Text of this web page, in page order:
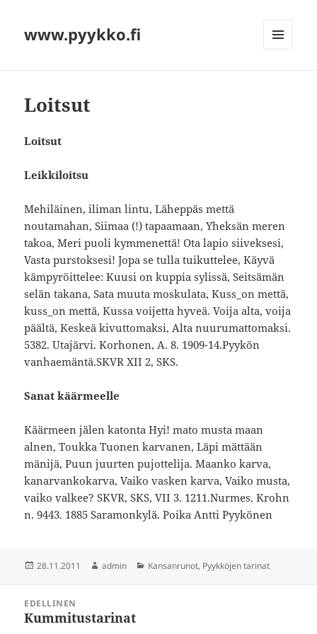
www.pyykko.fi
Loitsut
Loitsut
Leikkiloitsu
Mehiläinen, iliman lintu, Läheppäs mettä
noutamahan, Siimaa (!) tapaamaan, Yheksän meren
takoa, Meri puoli kymmenettä! Ota lapio siiveksesi,
Vasta purstoksesi! Jopa se tulla tuikuttelee, Käyvä
kämpyröittelee: Kuusi on kuppia sylissä, Seitsämän
selän takana, Sata muuta moskulata, Kuss_on mettä,
kuss_on mettä, Kussa voijetta hyveä. Voija alta, voija
päältä, Keskeä kivuttomaksi, Alta nuurumattomaksi.
5382. Utajärvi. Korhonen, A. 8. 1909-14.Pyykön
vanhaemäntä.SKVR XII 2, SKS.
Sanat käärmeelle
Käärmeen jälen katonta Hyi! mato musta maan
alnen, Toukka Tuonen karvanen, Läpi mättään
mänijä, Puun juurten pujottelija. Maanko karva,
kanarvankokarva, Vaiko vasken karva, Vaiko musta,
vaiko valkee? SKVR, SKS, VII 3. 1211.Nurmes. Krohn
n. 9443. 1885 Saramonkylä. Poika Antti Pyykönen
Julkaistu
28.11.2011 Kirjoittaja
admin Kategoriat
Kansanrunot, Pyykköjen tarinat
selausEDELLINEN
Edellinen
Kummitustarinat